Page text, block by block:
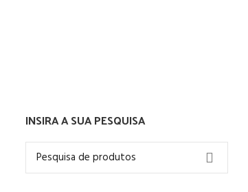
INSIRA A SUA PESQUISA